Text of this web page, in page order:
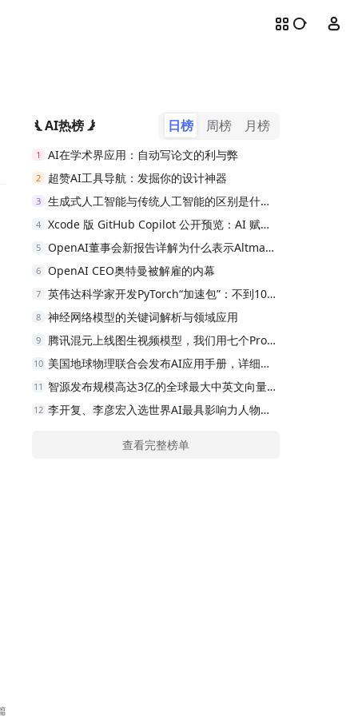
AI热榜 日榜 周榜 月榜
1 AI在学术界应用：自动写论文的利与弊
2 超赞AI工具导航：发掘你的设计神器
3 生成式人工智能与传统人工智能的区别是什么？
4 Xcode 版 GitHub Copilot 公开预览：AI 赋能，智能编码触手可及，开发利器！
5 OpenAI董事会新报告详解为什么表示Altman并不一贯坦诚
6 OpenAI CEO奥特曼被解雇的内幕
7 英伟达科学家开发PyTorch“加速包”：不到1000行代码实现模型提速10倍
8 神经网络模型的关键词解析与领域应用
9 腾讯混元上线图生视频模型，我们用七个Prompt进行了测试
10 美国地球物理联合会发布AI应用手册，详细解读六项指导原则
11 智源发布规模高达3亿的全球最大中英文向量模型训练数据集
12 李开复、李彦宏入选世界AI最具影响力人物榜，奥特曼榜上有名
查看完整榜单